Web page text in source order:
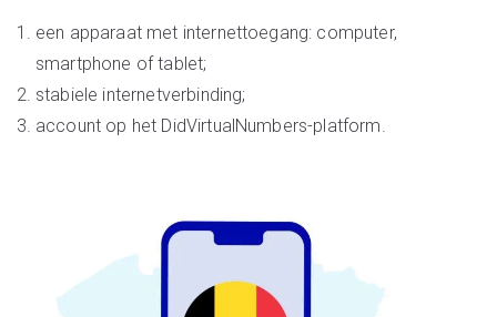
een apparaat met internettoegang: computer,
smartphone of tablet;
stabiele internetverbinding;
account op het DidVirtualNumbers-platform.